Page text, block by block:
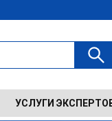
УСЛУГИ